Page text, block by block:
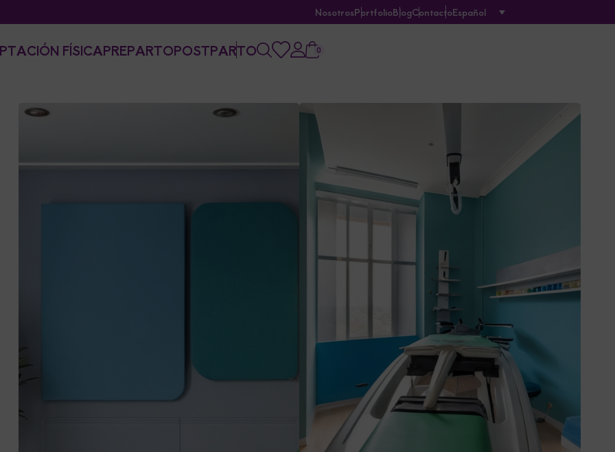
NosotrosPortfolioBlogContactoEspañol
FÍSICAPREPARTOPOSTPARTO 0